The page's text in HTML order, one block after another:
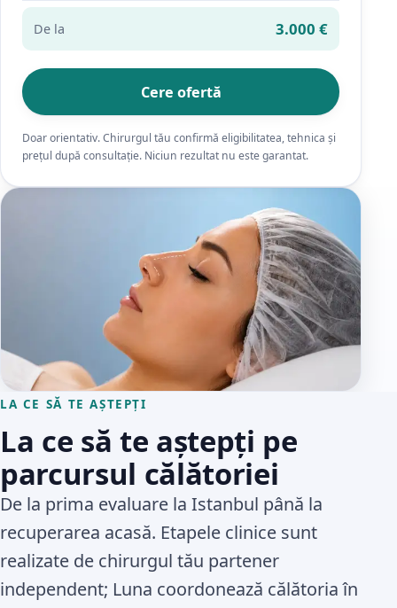
De la 3.000 €
Cere ofertă
Doar orientativ. Chirurgul tău confirmă eligibilitatea, tehnica și
prețul după consultație. Niciun rezultat nu este garantat.
LA CE SĂ TE AȘTEPȚI
La ce să te aștepți pe
parcursul călătoriei
De la prima evaluare la Istanbul până la
recuperarea acasă. Etapele clinice sunt
realizate de chirurgul tău partener
independent; Luna coordonează călătoria în